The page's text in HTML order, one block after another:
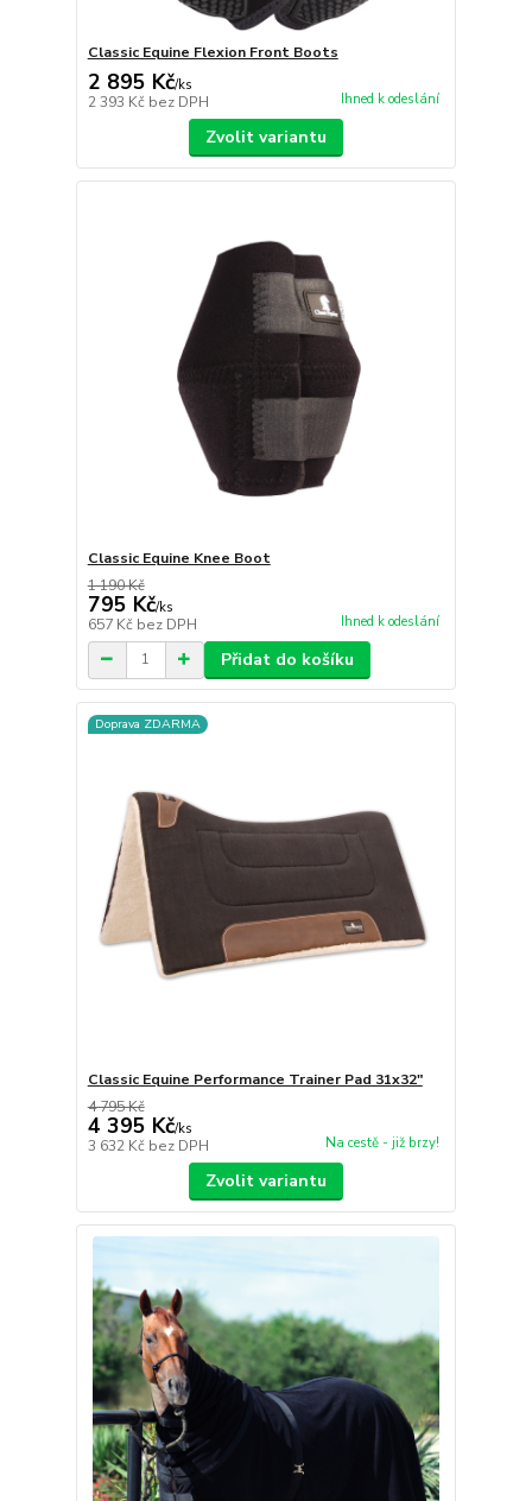
Classic Equine Flexion Front Boots
2 895 Kč/ks
2 393 Kč bez DPH Ihned k odeslání
Zvolit variantu
Classic Equine Knee Boot
1 190 Kč
795 Kč/ks
657 Kč bez DPH Ihned k odeslání
Přidat do košíku
Doprava ZDARMA
Classic Equine Performance Trainer Pad 31x32"
4 795 Kč
4 395 Kč/ks
3 632 Kč bez DPH Na cestě - již brzy!
Zvolit variantu